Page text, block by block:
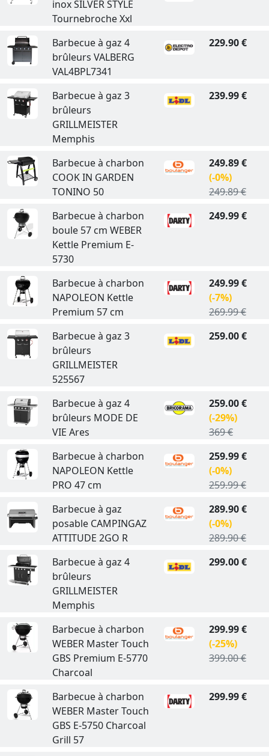
inox SILVER STYLE
Tournebroche Xxl
Barbecue à gaz 4
brûleurs VALBERG
VAL4BPL7341
229.90 €
Barbecue à gaz 3
brûleurs
GRILLMEISTER
Memphis
239.99 €
Barbecue à charbon
COOK IN GARDEN
TONINO 50
249.89 €
(-0%)
249.89 €
Barbecue à charbon
boule 57 cm WEBER
Kettle Premium E-
5730
249.99 €
Barbecue à charbon
NAPOLEON Kettle
Premium 57 cm
249.99 €
(-7%)
269.99 €
Barbecue à gaz 3
brûleurs
GRILLMEISTER
525567
259.00 €
Barbecue à gaz 4
brûleurs MODE DE
VIE Ares
259.00 €
(-29%)
369 €
Barbecue à charbon
NAPOLEON Kettle
PRO 47 cm
259.99 €
(-0%)
259.99 €
Barbecue à gaz
posable CAMPINGAZ
ATTITUDE 2GO R
289.90 €
(-0%)
289.90 €
Barbecue à gaz 4
brûleurs
GRILLMEISTER
Memphis
299.00 €
Barbecue à charbon
WEBER Master Touch
GBS Premium E-5770
Charcoal
299.99 €
(-25%)
399.00 €
Barbecue à charbon
WEBER Master Touch
GBS E-5750 Charcoal
Grill 57
299.99 €